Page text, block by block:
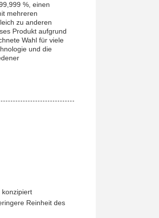
%, einen
mehreren
zu anderen
Produkt aufgrund
Wahl für viele
und die
konzipiert
Reinheit des